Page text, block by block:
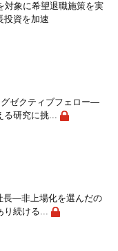
対象に希望退職施策を実
資を加速
ゼクティブフェロー―
る研究に挑...
長―非上場化を選んだの
続ける...